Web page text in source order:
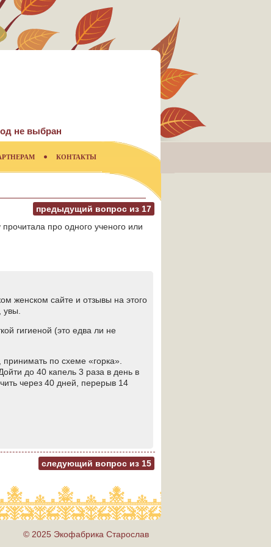
не выбран
КОНТАКТЫ
предыдущий вопрос из 17
про одного ученого или
женском сайте и отзывы на этого
гигиеной (это едва ли не
по схеме «горка».
до 40 капель 3 раза в день в
через 40 дней, перерыв 14
следующий вопрос из 15
© 2025 Экофабрика Старослав